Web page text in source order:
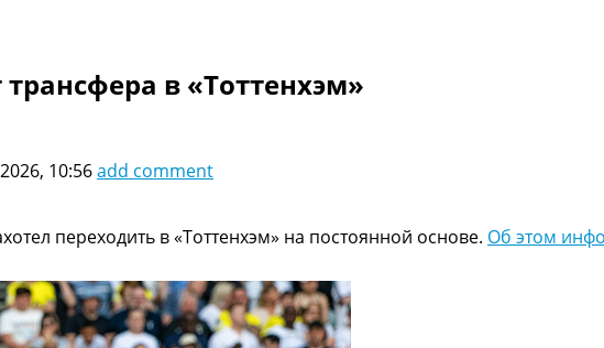
в «Тоттенхэм»
10:56add comment
переходить в «Тоттенхэм» на постоянной основе. Об этом